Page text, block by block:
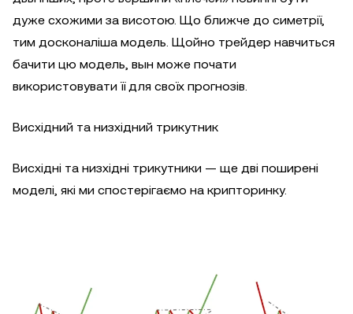
дуже схожими за висотою. Що ближче до симетрії,
тим досконаліша модель. Щойно трейдер навчиться
бачити цю модель, вын може почати
використовувати її для своїх прогнозів.
Висхідний та низхідний трикутник
Висхідні та низхідні трикутники — ще дві поширені
моделі, які ми спостерігаємо на крипторинку.